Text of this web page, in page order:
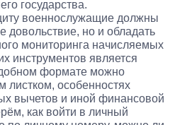
государства.
военнослужащие должны
довольствие, но и обладать
мониторинга начисляемых
инструментов является
формате можно
листком, особенностях
вычетов и иной финансовой
как войти в личный